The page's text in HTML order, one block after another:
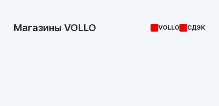
Магазины VOLLO VOLLO СДЭК